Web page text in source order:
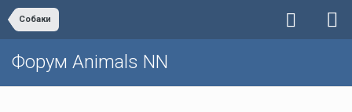
Собаки
Форум Animals NN